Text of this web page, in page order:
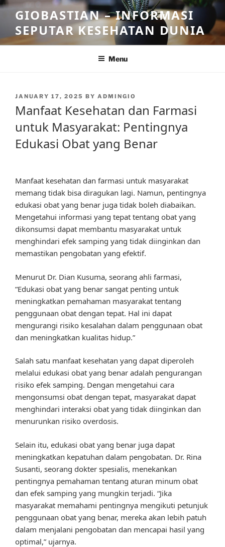
Skip
content
GIOBASTIAN – INFORMASI
SEPUTAR KESEHATAN DUNIA
Menu
POSTED
JANUARY 17, 2025 BY ADMINGIO
Manfaat Kesehatan dan Farmasi
untuk Masyarakat: Pentingnya
Edukasi Obat yang Benar
Manfaat kesehatan dan farmasi untuk masyarakat
memang tidak bisa diragukan lagi. Namun, pentingnya
edukasi obat yang benar juga tidak boleh diabaikan.
Mengetahui informasi yang tepat tentang obat yang
dikonsumsi dapat membantu masyarakat untuk
menghindari efek samping yang tidak diinginkan dan
memastikan pengobatan yang efektif.
Menurut Dr. Dian Kusuma, seorang ahli farmasi,
“Edukasi obat yang benar sangat penting untuk
meningkatkan pemahaman masyarakat tentang
penggunaan obat dengan tepat. Hal ini dapat
mengurangi risiko kesalahan dalam penggunaan obat
dan meningkatkan kualitas hidup.”
Salah satu manfaat kesehatan yang dapat diperoleh
melalui edukasi obat yang benar adalah pengurangan
risiko efek samping. Dengan mengetahui cara
mengonsumsi obat dengan tepat, masyarakat dapat
menghindari interaksi obat yang tidak diinginkan dan
menurunkan risiko overdosis.
Selain itu, edukasi obat yang benar juga dapat
meningkatkan kepatuhan dalam pengobatan. Dr. Rina
Susanti, seorang dokter spesialis, menekankan
pentingnya pemahaman tentang aturan minum obat
dan efek samping yang mungkin terjadi. “Jika
masyarakat memahami pentingnya mengikuti petunjuk
penggunaan obat yang benar, mereka akan lebih patuh
dalam menjalani pengobatan dan mencapai hasil yang
optimal,” ujarnya.